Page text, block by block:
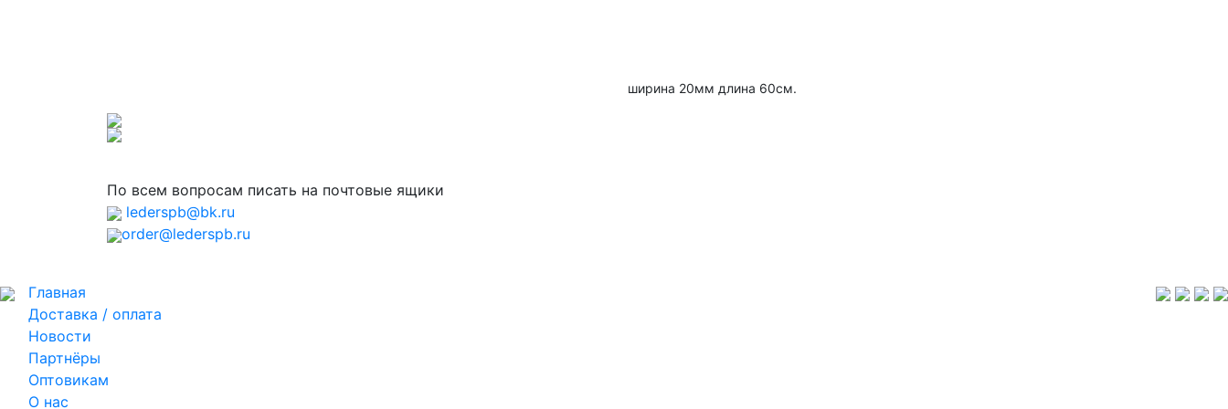
ширина 20мм длина 60см.
По всем вопросам писать на почтовые ящики
lederspb@bk.ru
order@lederspb.ru
Главная
Доставка / оплата
Новости
Партнёры
Оптовикам
О нас